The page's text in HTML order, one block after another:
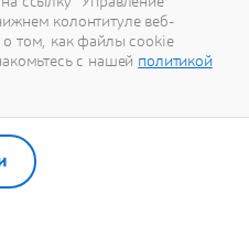
колонтитуле веб-
о том, как файлы cookie
с нашей политикой